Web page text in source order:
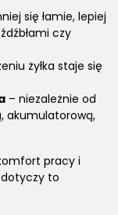
się łamie, lepiej
czy
żyłka staje się
– niezależnie od
akumulatorową,
pracy i
dotyczy to